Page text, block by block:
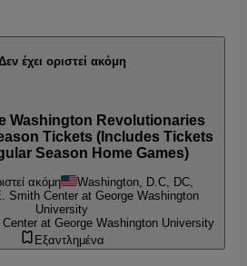
έχει οριστεί ακόμη
Washington Revolutionaries
Tickets (Includes Tickets
Season Home Games)
ακόμη
Washington, D.C, DC,
Smith Center at George Washington
University
at George Washington University
Εξαντλημένα